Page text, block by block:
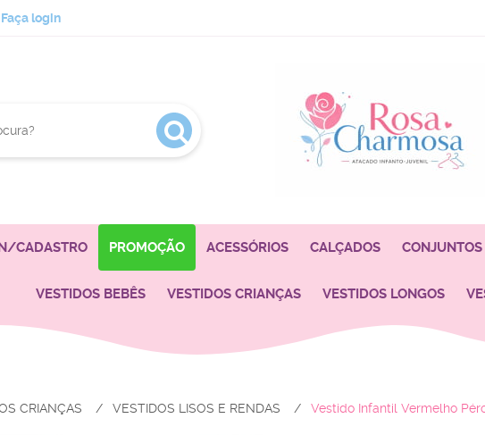
Faça login
CADASTRO PROMOÇÃO ACESSÓRIOS CALÇADOS CONJUNTOS
VESTIDOS BEBÊS VESTIDOS CRIANÇAS VESTIDOS LONGOS
CRIANÇAS VESTIDOS LISOS E RENDAS Vestido Infantil Vermelho